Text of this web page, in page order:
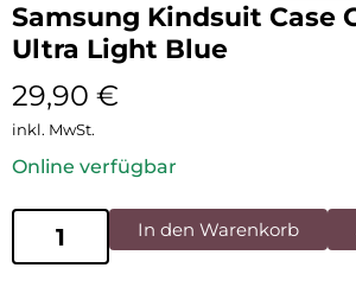
Samsung Kindsuit Case
Ultra Light Blue
29,90 €
inkl. MwSt.
Online verfügbar
In den Warenkorb